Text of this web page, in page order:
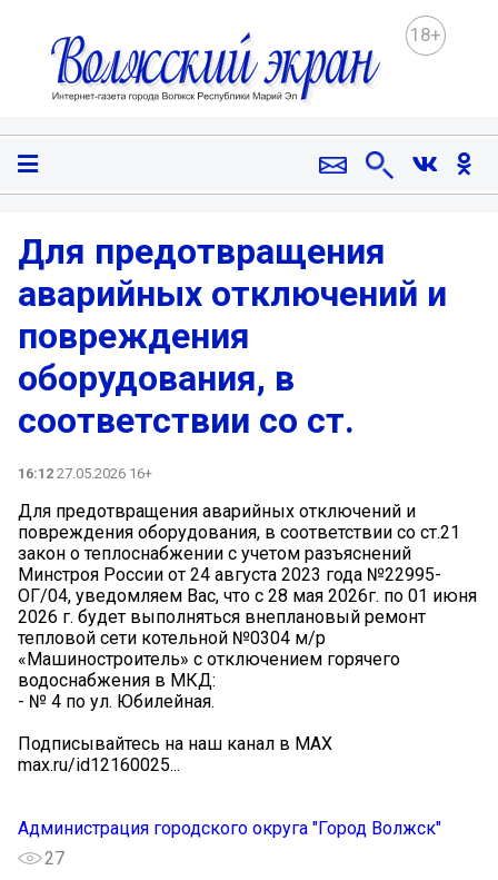
18+
Для предотвращения
аварийных отключений и
повреждения
оборудования, в
соответствии со ст.
16:12 27.05.2026 16+
Для предотвращения аварийных отключений и
повреждения оборудования, в соответствии со ст.21
закон о теплоснабжении с учетом разъяснений
Минстроя России от 24 августа 2023 года №22995-
ОГ/04, уведомляем Вас, что с 28 мая 2026г. по 01 июня
2026 г. будет выполняться внеплановый ремонт
тепловой сети котельной №0304 м/р
«Машиностроитель» с отключением горячего
водоснабжения в МКД:
- № 4 по ул. Юбилейная.
Подписывайтесь на наш канал в MAX
max.ru/id12160025...
Администрация городского округа "Город Волжск"
27